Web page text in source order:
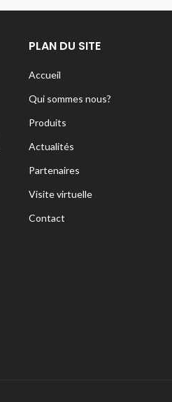
PLAN DU SITE
Accueil
Qui sommes nous?
Produits
Actualités
Partenaires
Visite virtuelle
Contact